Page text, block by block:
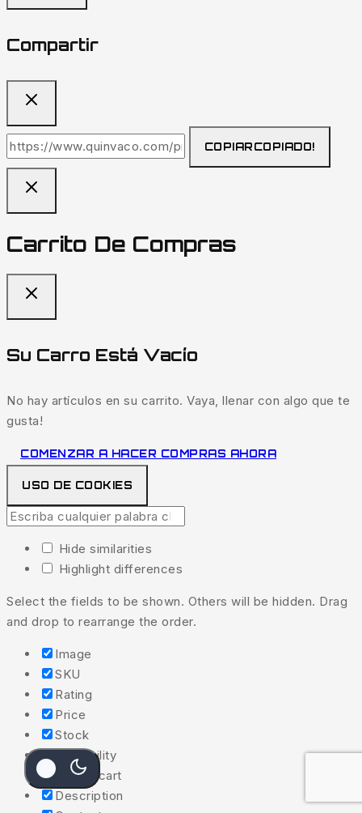
Compartir
COPIARCOPIADO!
Carrito De Compras
Su Carro Está Vacío
No hay artículos en su carrito. Vaya, llenar con algo que te
gusta!
COMENZAR A HACER COMPRAS AHORA
USO DE COOKIES
Hide similarities
Highlight differences
Select the fields to be shown. Others will be hidden. Drag
and drop to rearrange the order.
Image
SKU
Rating
Price
Stock
Availability
Add to cart
Description